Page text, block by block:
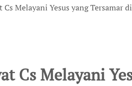
Melayani Yesus yang Tersamar di
Cs Melayani